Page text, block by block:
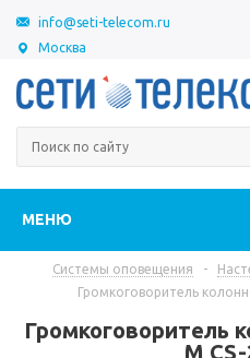
Москва
info@seti-telecom.ru
МЕНЮ
Системы оповещения -
Громкоговоритель
Громкоговоритель
M